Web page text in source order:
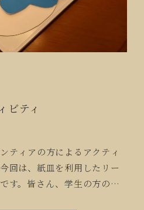
ビティ
ティアの方によるアクティ
回は、紙皿を利用したリー
す。皆さん、学生の方の説